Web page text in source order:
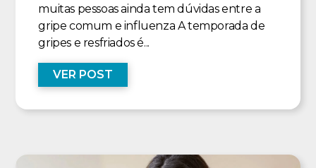
muitas pessoas ainda tem dúvidas entre a
gripe comum e influenza A temporada de
gripes e resfriados é...
VER POST